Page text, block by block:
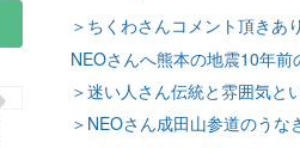
＞ちくわさんコメント頂きあ
NEOさんへ熊本の地震10年前
＞迷い人さん伝統と雰囲気と
＞NEOさん成田山参道のうな